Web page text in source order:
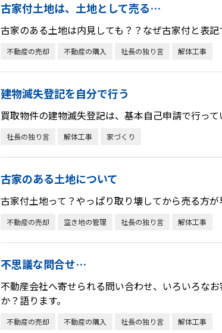
古家付土地は、土地として売る…
古家のある土地は内見しても？？なぜ古家付と表記
不動産の売却 不動産の購入 社長の独り言 解体工事
建物滅失登記を自分で行う
買取物件の建物滅失登記は、基本自己申請で行っ
社長の独り言 解体工事 家づくり
古家のある土地について
古家付土地って？やっぱり取り壊してから売る方
不動産の売却 空き地の管理 社長の独り言 解体工事
不思議な問合せ…
不動産会社へ寄せられる問い合わせ、いろいろな
か？語ります。
不動産の売却 不動産の購入 社長の独り言 解体工事